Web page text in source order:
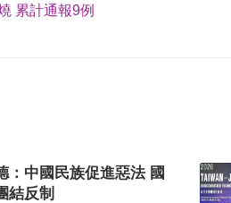
累計通報9例
：中國民族促進惡法 國
結反制